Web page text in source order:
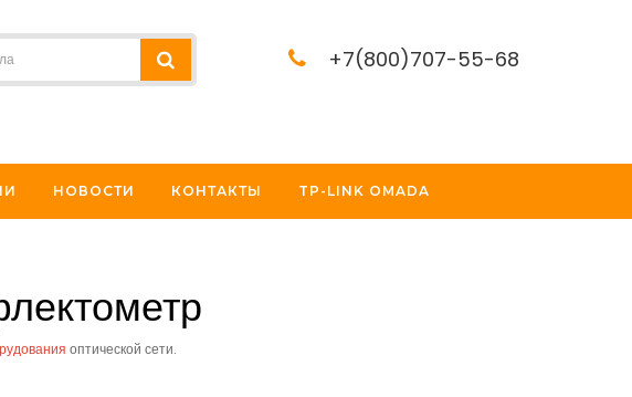
+7(800)707-55-68
НОВОСТИ КОНТАКТЫ TP-LINK OMADA
оптической сети.